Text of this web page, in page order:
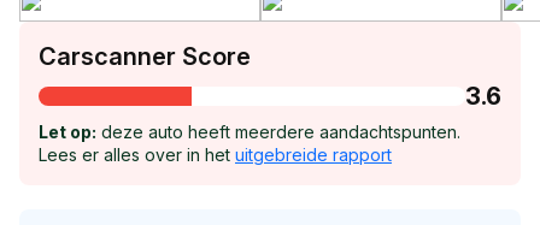
Carscanner Score
3.6
Let op: deze auto heeft meerdere aandachtspunten.
Lees er alles over in het uitgebreide rapport